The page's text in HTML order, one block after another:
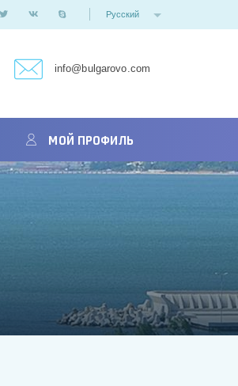
Русский
info@bulgarovo.com
МОЙ ПРОФИЛЬ